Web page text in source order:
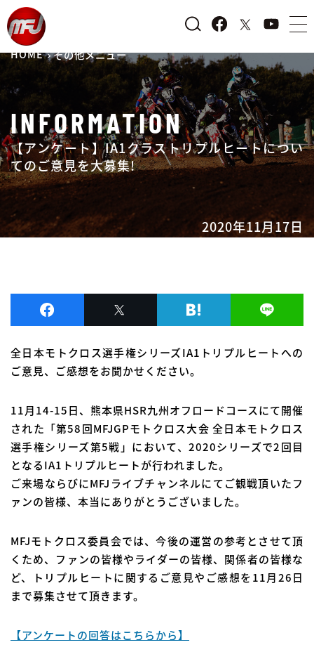
HOME その他メニュー
INFORMATION
【アンケート】IA1クラストリプルヒートについ
てのご意見を大募集!
2020年11月17日
全日本モトクロス選手権シリーズIA1トリプルヒートへの
ご意見、ご感想をお聞かせください。
11月14-15日、熊本県HSR九州オフロードコースにて開催
された「第58回MFJGPモトクロス大会 全日本モトクロス
選手権シリーズ第5戦」において、2020シリーズで2回目
となるIA1トリプルヒートが行われました。
ご来場ならびにMFJライブチャンネルにてご観戦頂いたフ
ァンの皆様、本当にありがとうございました。
MFJモトクロス委員会では、今後の運営の参考とさせて頂
くため、ファンの皆様やライダーの皆様、関係者の皆様な
ど、トリプルヒートに関するご意見やご感想を11月26日
まで募集させて頂きます。
【アンケートの回答はこちらから】